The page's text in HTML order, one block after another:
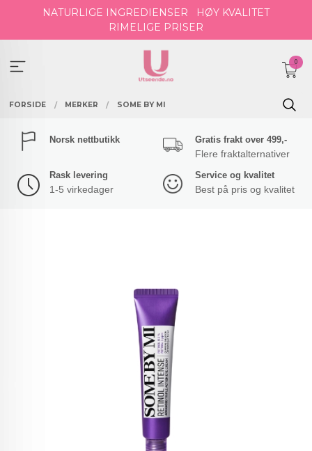
NATURLIGE INGREDIENSER
HØY KVALITET
RIMELIGE PRISER
0
FORSIDE MERKER SOME BY MI
Norsk nettbutikk Gratis frakt over 499,-
Flere fraktalternativer
Rask levering
1-5 virkedager
Service og kvalitet
Best på pris og kvalitet